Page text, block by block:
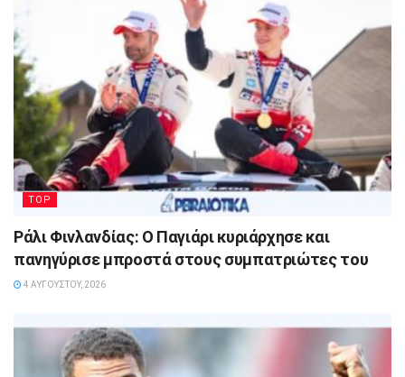
TOP
Ράλι Φινλανδίας: Ο Παγιάρι κυριάρχησε και
πανηγύρισε μπροστά στους συμπατριώτες του
4 ΑΥΓΟΎΣΤΟΥ, 2026